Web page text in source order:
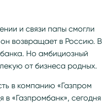
и связи папы смогли
возвращает в Россию. В
Но амбициозный
от бизнеса родных.
в компанию «Газпром
в «Газпромбанк», сегодня